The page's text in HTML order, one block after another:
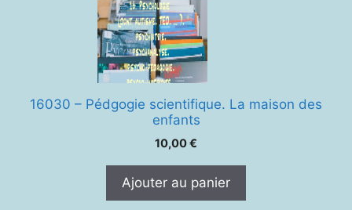
16030 – Pédgogie scientifique. La maison des
enfants
10,00€
Ajouter au panier